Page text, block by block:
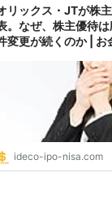
リックス・JTが株
。なぜ、株主優待
変更が続くのか | お
ideco-ipo-nisa.com